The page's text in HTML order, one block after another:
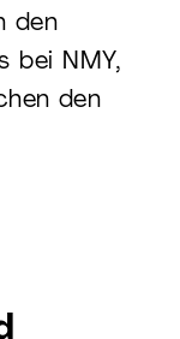
den
bei NMY,
den